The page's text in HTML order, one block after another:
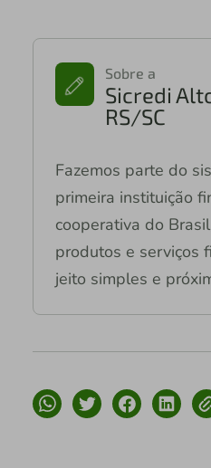
Sobre a
Sicredi
RS/SC
Fazemos parte do
primeira instituição
cooperativa do
produtos e serviços
jeito simples e